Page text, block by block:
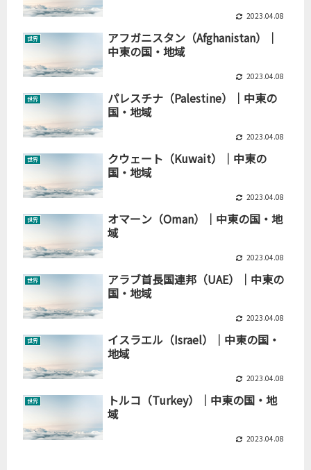
2023.04.08
世界
アフガニスタン（Afghanistan）｜
中東の国・地域
2023.04.08
世界
パレスチナ（Palestine）｜中東の
国・地域
2023.04.08
世界
クウェート（Kuwait）｜中東の
国・地域
2023.04.08
世界
オマーン（Oman）｜中東の国・地
域
2023.04.08
世界
アラブ首長国連邦（UAE）｜中東の
国・地域
2023.04.08
世界
イスラエル（Israel）｜中東の国・
地域
2023.04.08
世界
トルコ（Turkey）｜中東の国・地
域
2023.04.08